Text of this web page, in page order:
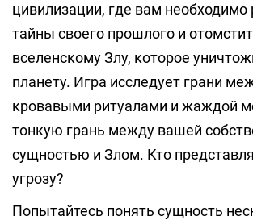
цивилизации, где вам необходимо
тайны своего прошлого и
вселенскому Злу, которое
планету. Игра исследует грани
кровавыми ритуалами и жаждой
тонкую грань между вашей
сущностью и Злом. Кто
угрозу?
Попытайтесь понять сущность